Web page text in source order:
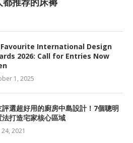
International Design
2026: Call for Entries Now
1, 2025
評選超好用的廚房中島設計！7個聰明
法打造宅家核心區域
24, 2021